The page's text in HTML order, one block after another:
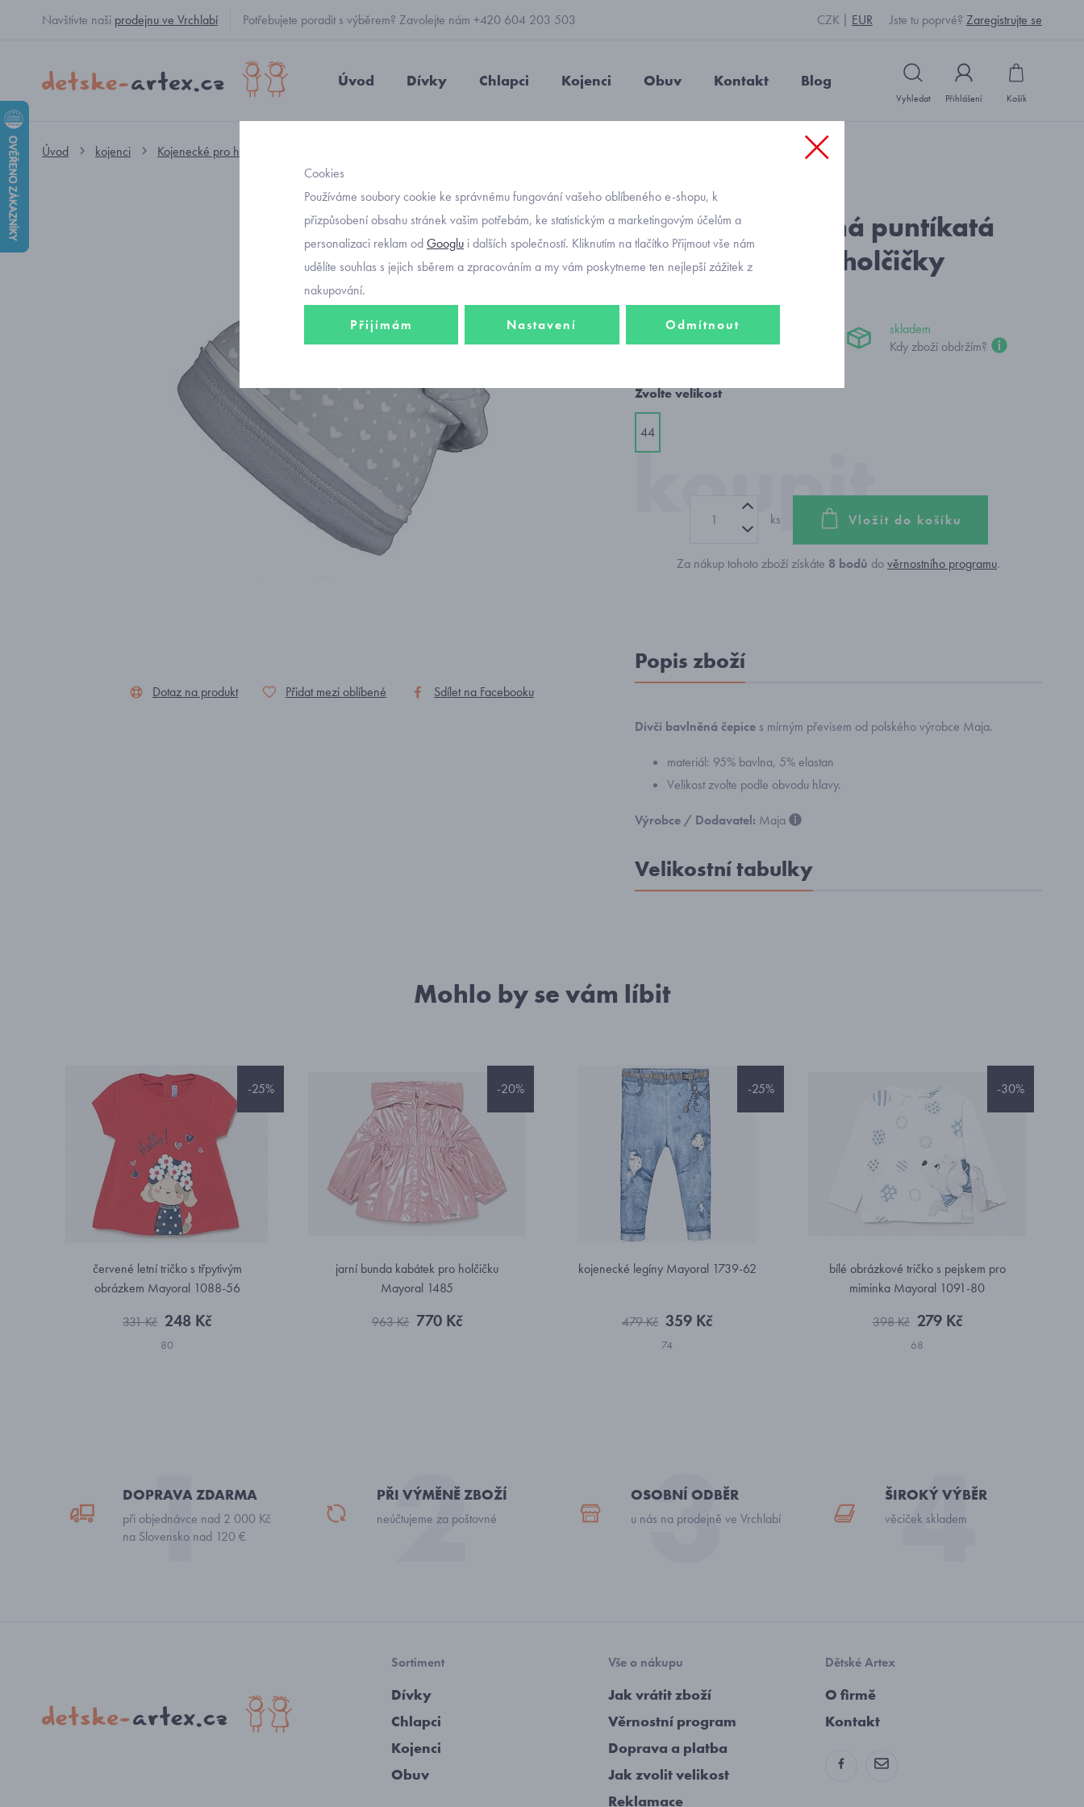
Navštivte naši prodejnu ve Vrchlabí Potřebujete poradit s výběrem? Zavolejte nám +420 604 203 503 CZK EUR Jste tu poprvé? Zaregistrujte se
Úvod Dívky Chlapci Kojenci Obuv Kontakt Blog
Vyhledat Přihlášení Košík
Úvod kojenci Kojenecké pro holčičky převislá bavlněná puntíkatá čepice pro malé holčičky
-30%
Dotaz na produkt Přidat mezi oblíbené Sdílet na Facebooku
Objednávací kód: J13910_šedobílá
převislá bavlněná puntíkatá
čepice pro malé holčičky
233 Kč
163 Kč
skladem
Kdy zboží obdržím?
Zvolte velikost
44
ks Vložit do košíku
Za nákup tohoto zboží získáte 8 bodů dověrnostního programu.
Popis zboží
Dívčí bavlněná čepice s mírným převisem od polského výrobce Maja.
materiál: 95% bavlna, 5% elastan
Velikost zvolte podle obvodu hlavy.
Výrobce / Dodavatel: Maja
Velikostní tabulky
Mohlo by se vám líbit
-25%
červené letní tričko s třpytivým
obrázkem Mayoral 1088-56
331 Kč 248 Kč
80
-20%
jarní bunda kabátek pro holčičku
Mayoral 1485
963 Kč 770 Kč
-25%
kojenecké legíny Mayoral 1739-62
479 Kč 359 Kč
74
-30%
bílé obrázkové tričko s pejskem pro
miminka Mayoral 1091-80
398 Kč 279 Kč
68
DOPRAVA ZDARMA
při objednávce nad 2 000 Kč
na Slovensko nad 120 €
PŘI VÝMĚNĚ ZBOŽÍ
neúčtujeme za poštovné
OSOBNÍ ODBĚR
u nás na prodejně ve Vrchlabí
ŠIROKÝ VÝBĚR
věciček skladem
Sortiment
Dívky
Chlapci
Kojenci
Obuv
Vše o nákupu
Jak vrátit zboží
Věrnostní program
Doprava a platba
Jak zvolit velikost
Reklamace
Dětské Artex
O firmě
Kontakt
Cookies
Používáme soubory cookie ke správnému fungování vašeho oblíbeného e-shopu, k
přizpůsobení obsahu stránek vašim potřebám, ke statistickým a marketingovým účelům a
personalizaci reklam odGooglu i dalších společností. Kliknutím na tlačítko Přijmout vše nám
udělíte souhlas s jejich sběrem a zpracováním a my vám poskytneme ten nejlepší zážitek z
nakupování.
Přijímám Nastavení Odmítnout